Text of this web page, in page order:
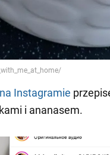
na Instagramie
i ananasem.